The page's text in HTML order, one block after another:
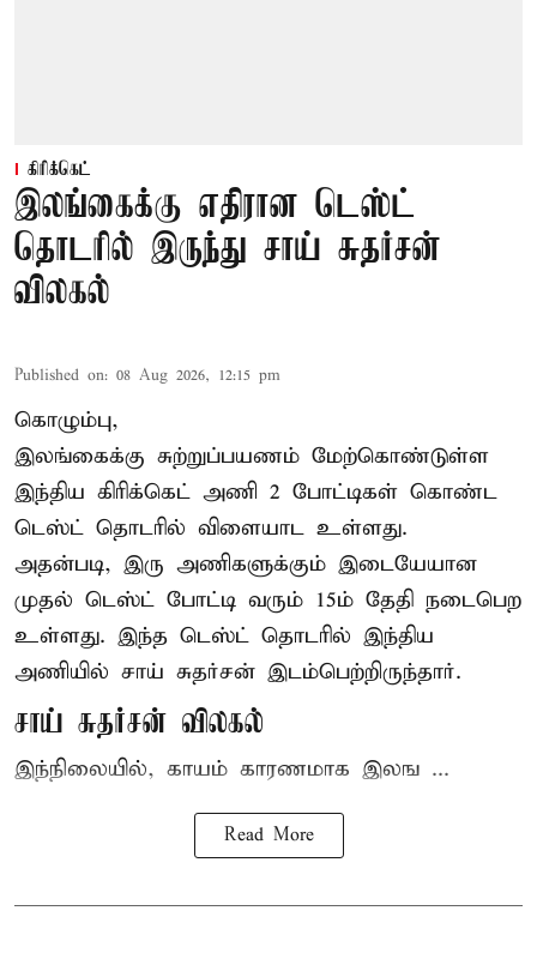
கிரிக்கெட்
இலங்கைக்கு எதிரான டெஸ்ட்
தொடரில் இருந்து சாய் சுதர்சன்
விலகல்
Published on: 08 Aug 2026, 12:15 pm
கொழும்பு,
இலங்கைக்கு சுற்றுப்பயணம் மேற்கொண்டுள்ள
இந்திய கிரிக்கெட் அணி 2 போட்டிகள் கொண்ட
டெஸ்ட் தொடரில் விளையாட உள்ளது.
அதன்படி, இரு அணிகளுக்கும் இடையேயான
முதல் டெஸ்ட் போட்டி வரும் 15ம் தேதி நடைபெற
உள்ளது. இந்த டெஸ்ட் தொடரில் இந்திய
அணியில் சாய் சுதர்சன் இடம்பெற்றிருந்தார்.
சாய் சுதர்சன் விலகல்
இந்நிலையில், காயம் காரணமாக இலங ...
Read More